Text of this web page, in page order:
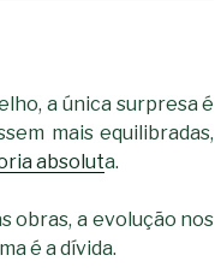
a única surpresa é
mais equilibradas,
absoluta.
obras, a evolução nos
é a dívida.